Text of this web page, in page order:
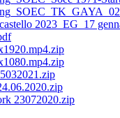
2023_EG_17
23072020.zip